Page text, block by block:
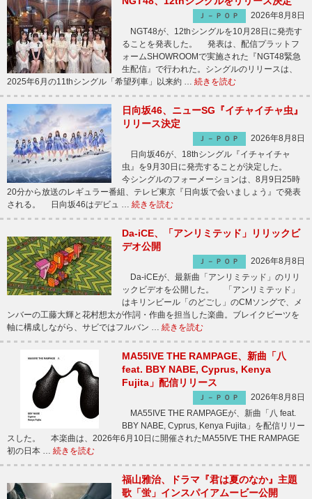
Ｊ－ＰＯＰ
2026年8月8日
NGT48が、12thシングルを10月28日に発売す
ることを発表した。 発表は、配信プラットフ
ォームSHOWROOMで実施された『NGT48緊急
生配信』で行われた。シングルのリリースは、
2025年6月の11thシングル「希望列車」以来約 … 続きを読む
日向坂46、ニューSG『イチャイチャ虫』
リリース決定
Ｊ－ＰＯＰ
2026年8月8日
日向坂46が、18thシングル『イチャイチャ
虫』を9月30日に発売することが決定した。
今シングルのフォーメーションは、8月9日25時
20分から放送のレギュラー番組、テレビ東京『日向坂で会いましょう』で発表
される。 日向坂46はデビュ … 続きを読む
Da-iCE、「アンリミテッド」リリックビ
デオ公開
Ｊ－ＰＯＰ
2026年8月8日
Da-iCEが、最新曲「アンリミテッド」のリリ
ックビデオを公開した。 「アンリミテッド」
はキリンビール「のどごし」のCMソングで、メ
ンバーの工藤大輝と花村想太が作詞・作曲を担当した楽曲。ブレイクビーツを
軸に構成しながら、サビではフルバン … 続きを読む
MA55IVE THE RAMPAGE、新曲「八
feat. BBY NABE, Cyprus, Kenya
Fujita」配信リリース
Ｊ－ＰＯＰ
2026年8月8日
MA55IVE THE RAMPAGEが、新曲「八 feat.
BBY NABE, Cyprus, Kenya Fujita」を配信リリー
スした。 本楽曲は、2026年6月10日に開催されたMA55IVE THE RAMPAGE
初の日本 … 続きを読む
福山雅治、ドラマ『君は夏のなか』主題
歌「蛍」インスパイアムービー公開